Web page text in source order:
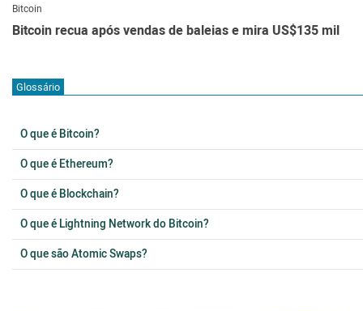
Bitcoin
Bitcoin recua após vendas de baleias e mira US$135 mil
Glossário
O que é Bitcoin?
O que é Ethereum?
O que é Blockchain?
O que é Lightning Network do Bitcoin?
O que são Atomic Swaps?